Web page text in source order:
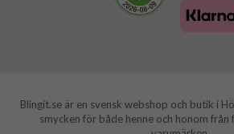
Blingit.se är en svensk webshop och butik i
smycken för både henne och honom